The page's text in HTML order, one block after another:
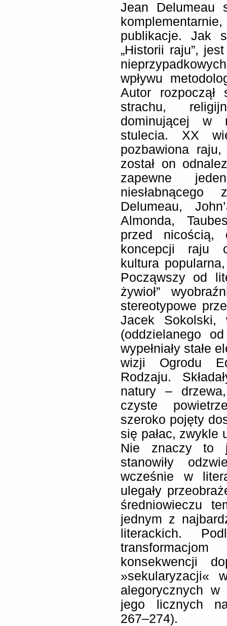
Jean Delumeau
publikacje. Jak
„Historii raju”,
wpływu
Autor
strachu,
dominującej w
stulecia. XX
pozbawiona
został on
zapewne
niesłabnącego
Delumeau,
Almonda,
przed nicością,
koncepcji raju
kultura
Począwszy od
żywioł”
stereotypowe
Jacek Sokolski,
(oddzielanego
wypełniały stałe
wizji Ogrodu
Rodzaju.
natury –
czyste
szeroko pojęty
się pałac, zwykle
Nie znaczy to
stanowiły
wcześnie w
ulegały
średniowieczu
jednym z
literackich.
konsekwencji
»sekularyzacji«
alegorycznych
jego licznych
267–274).